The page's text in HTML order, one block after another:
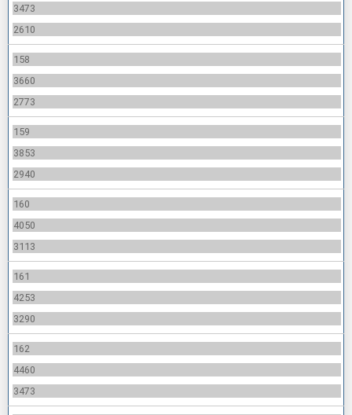
3473
2610
158
3660
2773
159
3853
2940
160
4050
3113
161
4253
3290
162
4460
3473